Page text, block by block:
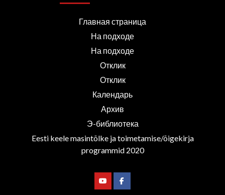
Главная страница
На подходе
На подходе
Отклик
Отклик
Календарь
Архив
Э-библиотека
Eesti keele masintõlke ja toimetamise/õigekirja
programmid 2020
YoutubeFacebook